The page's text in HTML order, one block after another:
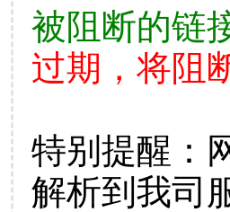
被阻断的链
过期，将阻
特别提醒：
解析到我司